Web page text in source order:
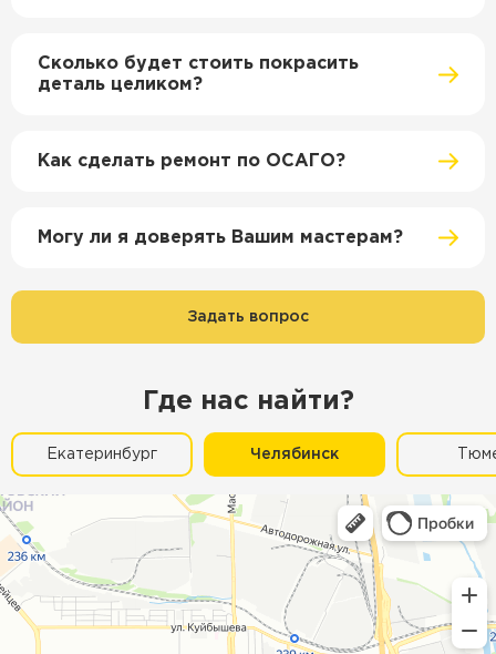
Сколько будет стоить покрасить
деталь целиком?
Как сделать ремонт по ОСАГО?
Могу ли я доверять Вашим мастерам?
Задать вопрос
Где нас найти?
Екатеринбург Челябинск